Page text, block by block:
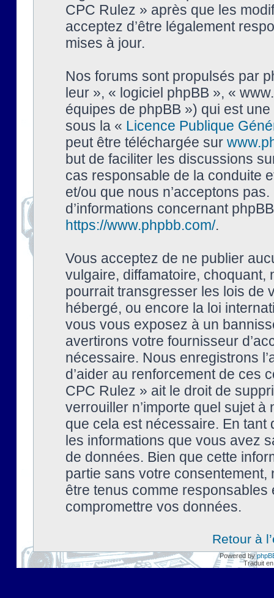
CPC Rulez » après que les
acceptez d’être légalement
mises à jour.
Nos forums sont propulsés par
leur », « logiciel phpBB », «
équipes de phpBB ») qui est
sous la « Licence Publique
peut être téléchargée sur
but de faciliter les discussions
cas responsable de la conduite
et/ou que nous n’acceptons
d’informations concernant
https://www.phpbb.com/.
Vous acceptez de ne publier
vulgaire, diffamatoire, choquant,
pourrait transgresser les lois de
hébergé, ou encore la loi
vous vous exposez à un
avertirons votre fournisseur
nécessaire. Nous enregistrons
d’aider au renforcement de ces
CPC Rulez » ait le droit de
verrouiller n’importe quel sujet à
que cela est nécessaire. En tant
les informations que vous avez
de données. Bien que cette
partie sans votre
être tenus comme
compromettre vos données.
Retour à
Powered by
Traduit